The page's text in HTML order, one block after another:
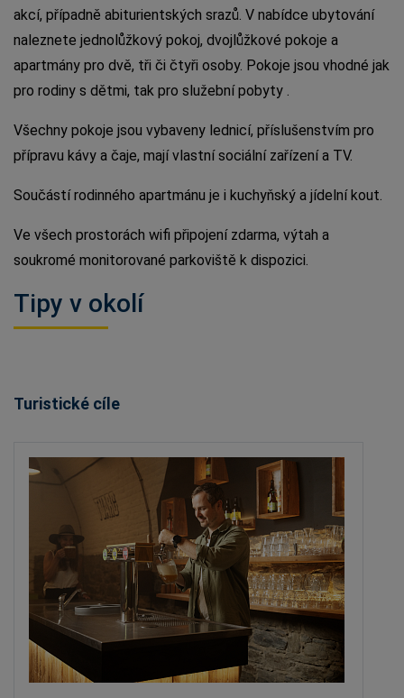
akcí, případně abiturientských srazů. V nabídce ubytování
naleznete jednolůžkový pokoj, dvojlůžkové pokoje a
apartmány pro dvě, tři či čtyři osoby. Pokoje jsou vhodné jak
pro rodiny s dětmi, tak pro služební pobyty .
Všechny pokoje jsou vybaveny lednicí, příslušenstvím pro
přípravu kávy a čaje, mají vlastní sociální zařízení a TV.
Součástí rodinného apartmánu je i kuchyňský a jídelní kout.
Ve všech prostorách wifi připojení zdarma, výtah a
soukromé monitorované parkoviště k dispozici.
Tipy v okolí
Turistické cíle